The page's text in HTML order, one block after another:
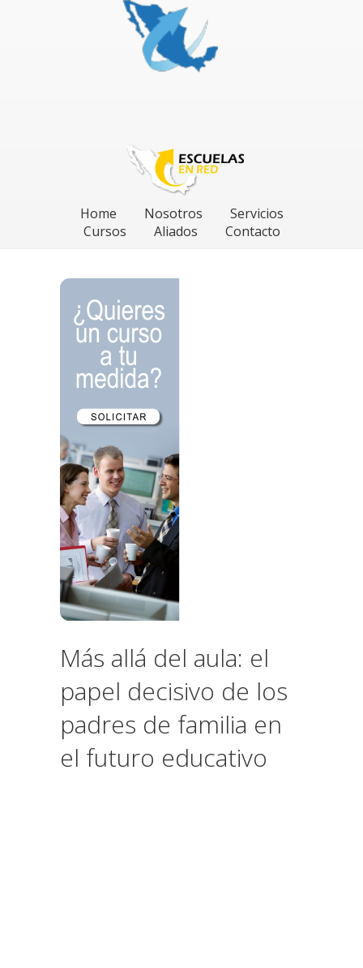
Home Nosotros
Servicios
Cursos
Aliados Contacto
Más allá del aula: el
papel decisivo de los
padres de familia en
el futuro educativo